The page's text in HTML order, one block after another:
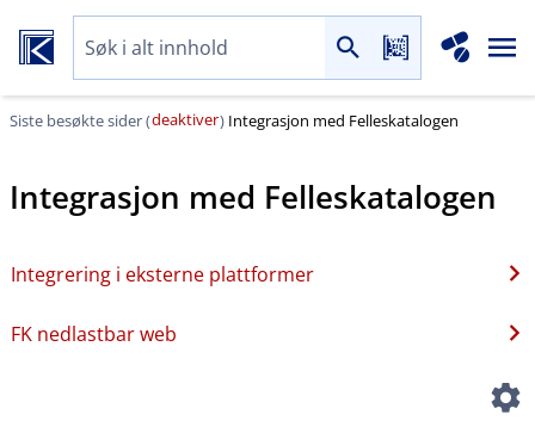
Siste besøkte sider (deaktiver) Integrasjon med Felleskatalogen
Integrasjon med Felleskatalogen
Integrering i eksterne plattformer
FK nedlastbar web